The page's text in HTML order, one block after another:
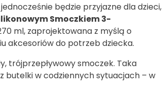
będzie przyjazne dla dzieci,
Smoczkiem 3-
ml, zaprojektowana z myślą o
akcesoriów do potrzeb dziecka.
trójprzepływowy smoczek. Taka
butelki w codziennych sytuacjach – w